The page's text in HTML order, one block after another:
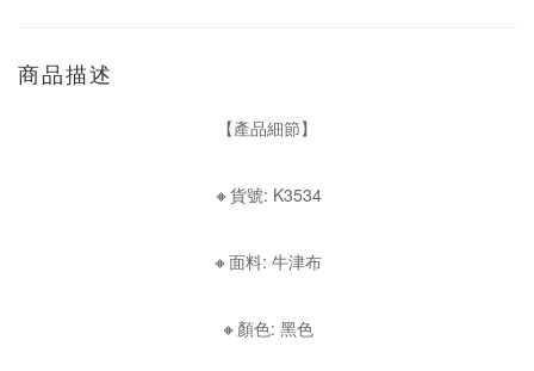
商品描述
【產品細節】
🔸貨號: K3534
🔸面料: 牛津布
🔸顏色: 黑色